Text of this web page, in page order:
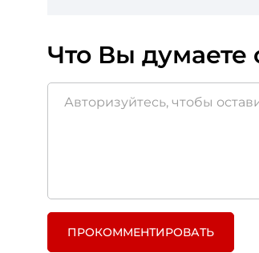
Что Вы думаете
ПРОКОММЕНТИРОВАТЬ